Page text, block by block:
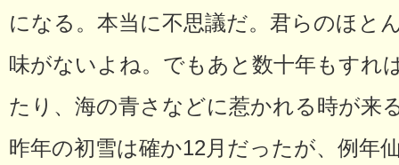
になる。本当に不思議だ。君らのほと
味がないよね。でもあと数十年もす
たり、海の青さなどに惹かれる時が来
昨年の初雪は確か12月だったが、例年